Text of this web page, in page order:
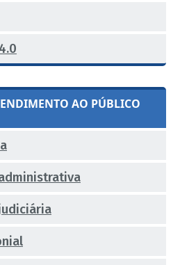
AO PÚBLICO